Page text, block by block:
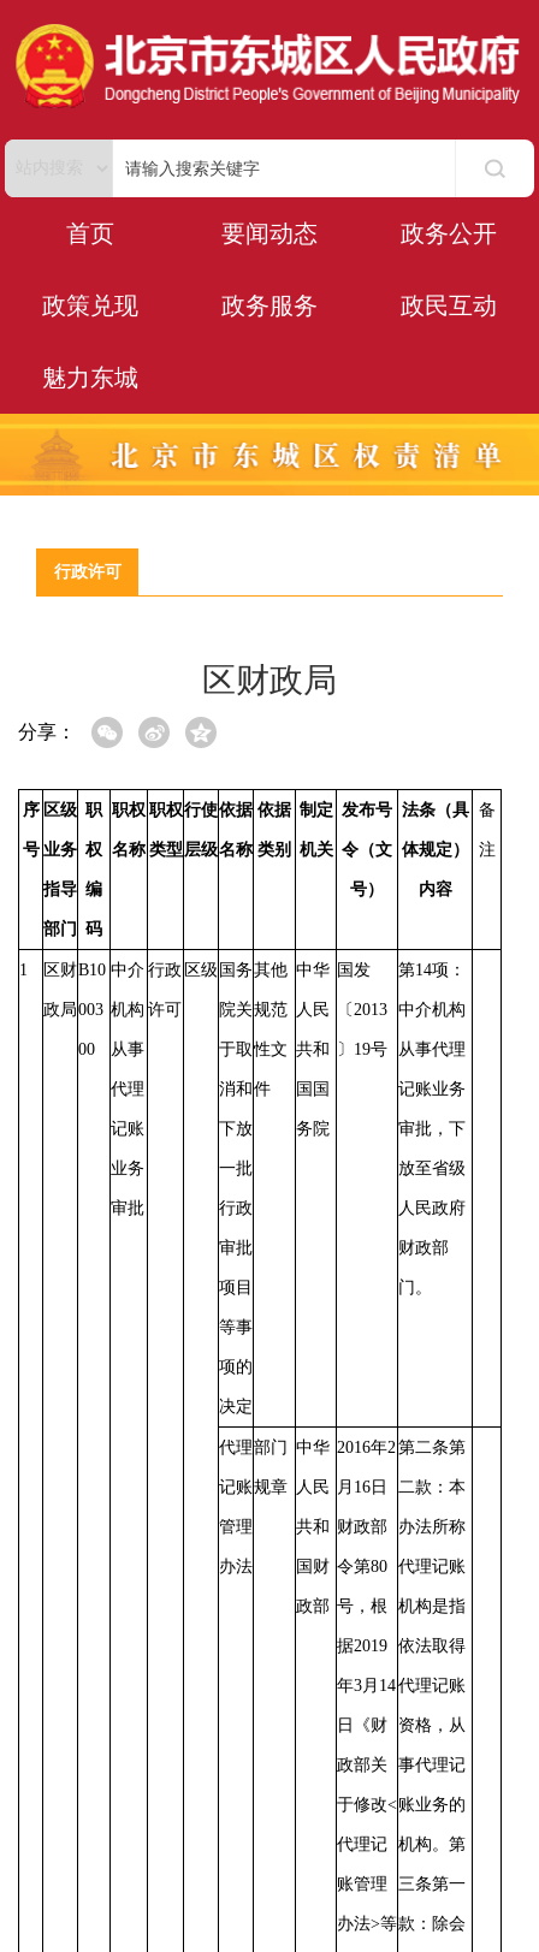
首页 要闻动态 政务公开
政策兑现 政务服务 政民互动
魅力东城
行政许可
区财政局
分享：
序
号
区级
业务
指导
部门
职
权
编
码
职权
名称
职权
类型
行使
层级
依据
名称
依据
类别
制定
机关
发布号
令（文
号）
法条（具
体规定）
内容
备
注
1 区财
政局
B10
003
00
中介
机构
从事
代理
记账
业务
审批
行政
许可
区级 国务
院关
于取
消和
下放
一批
行政
审批
项目
等事
项的
决定
其他
规范
性文
件
中华
人民
共和
国国
务院
国发
〔 2013
〕19号
第14项：
中介机构
从事代理
记账业务
审批，下
放至省级
人民政府
财政部
门。
代理
记账
管理
办法
部门
规章
中华
人民
共和
国财
政部
2016年2
月16日
财政部
令第80
号，根
据2019
年3月14
日《财
政部关
于修改<
代理记
账管理
办法>等
第二条第
二款：本
办法所称
代理记账
机构是指
依法取得
代理记账
资格，从
事代理记
账业务的
机构。第
三条第一
款：除会